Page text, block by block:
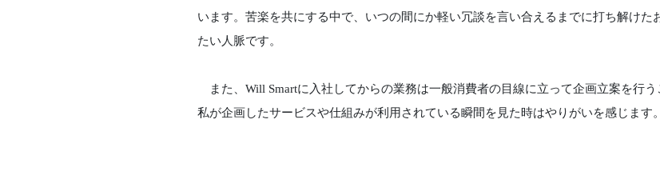
います。苦楽を共にする中で、いつの間にか軽い冗談を言い合えるまでに打ち解け
たい人脈です。
また、Will Smartに入社してからの業務は一般消費者の目線に立って企画立案を行
私が企画したサービスや仕組みが利用されている瞬間を見た時はやりがいを感じます。